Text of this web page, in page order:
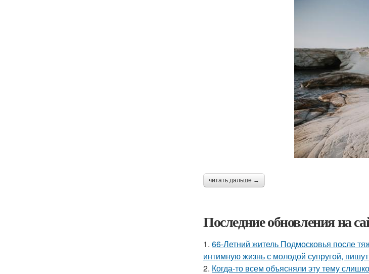
читать дальше →
Последние обновления на
1. 66-Летний житель Подмосковья после
интимную жизнь с молодой супругой,
2. Когда-то всем объясняли эту тему